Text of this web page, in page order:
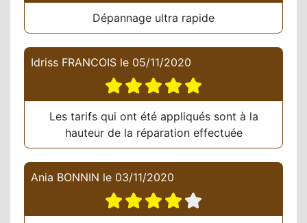
Dépannage ultra rapide
Idriss FRANCOIS le 05/11/2020
Les tarifs qui ont été appliqués sont à la
hauteur de la réparation effectuée
Ania BONNIN le 03/11/2020